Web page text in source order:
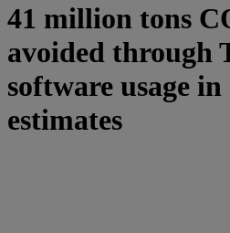
41 million tons
avoided through
software usage
estimates